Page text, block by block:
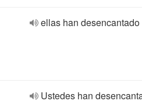
ellas han desencantado
Ustedes han